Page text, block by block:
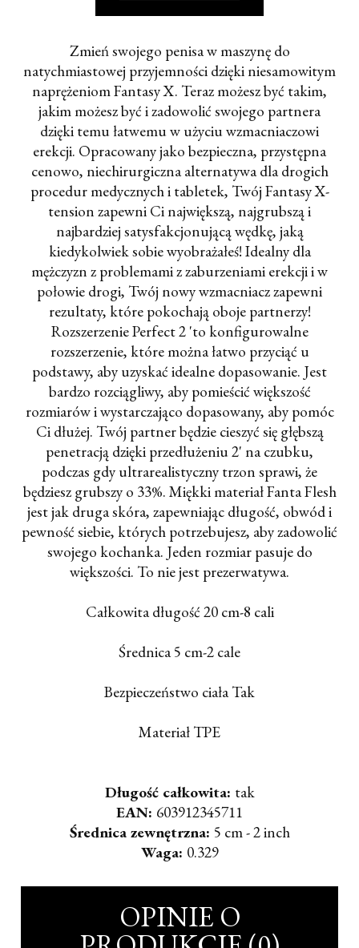
Zmień swojego penisa w maszynę do
natychmiastowej przyjemności dzięki niesamowitym
naprężeniom Fantasy X. Teraz możesz być takim,
jakim możesz być i zadowolić swojego partnera
dzięki temu łatwemu w użyciu wzmacniaczowi
erekcji. Opracowany jako bezpieczna, przystępna
cenowo, niechirurgiczna alternatywa dla drogich
procedur medycznych i tabletek, Twój Fantasy X-
tension zapewni Ci największą, najgrubszą i
najbardziej satysfakcjonującą wędkę, jaką
kiedykolwiek sobie wyobrażałeś! Idealny dla
mężczyzn z problemami z zaburzeniami erekcji i w
połowie drogi, Twój nowy wzmacniacz zapewni
rezultaty, które pokochają oboje partnerzy!
Rozszerzenie Perfect 2 'to konfigurowalne
rozszerzenie, które można łatwo przyciąć u
podstawy, aby uzyskać idealne dopasowanie. Jest
bardzo rozciągliwy, aby pomieścić większość
rozmiarów i wystarczająco dopasowany, aby pomóc
Ci dłużej. Twój partner będzie cieszyć się głębszą
penetracją dzięki przedłużeniu 2' na czubku,
podczas gdy ultrarealistyczny trzon sprawi, że
będziesz grubszy o 33%. Miękki materiał Fanta Flesh
jest jak druga skóra, zapewniając długość, obwód i
pewność siebie, których potrzebujesz, aby zadowolić
swojego kochanka. Jeden rozmiar pasuje do
większości. To nie jest prezerwatywa.
Całkowita długość 20 cm-8 cali
Średnica 5 cm-2 cale
Bezpieczeństwo ciała Tak
Materiał TPE
Długość całkowita: tak
EAN: 603912345711
Średnica zewnętrzna: 5 cm - 2 inch
Waga: 0.329
OPINIE O